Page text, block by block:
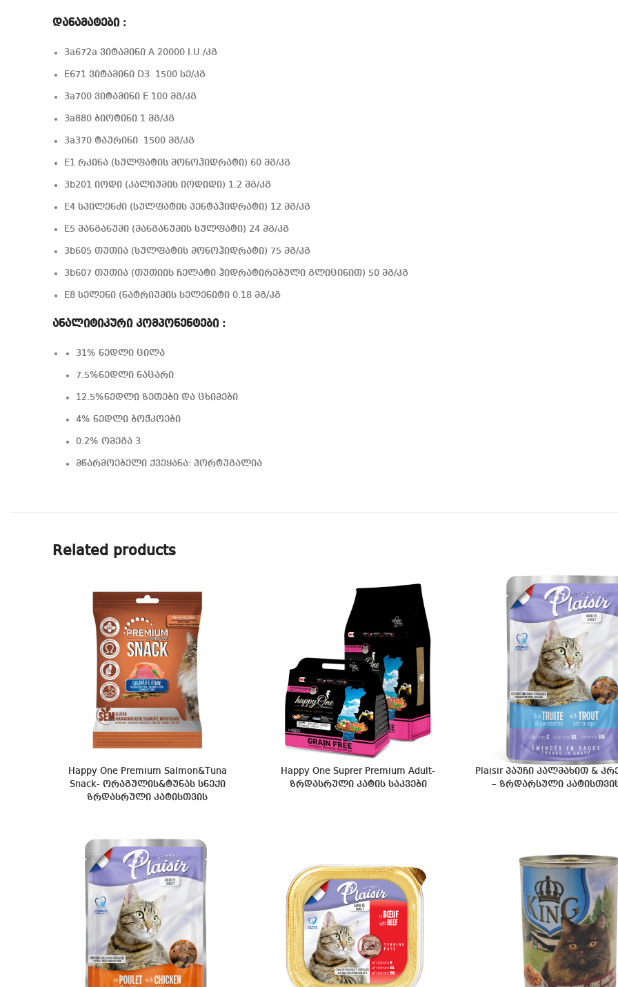
დანამატები :
3a672a ვიტამინი A 20000 I.U./კგ
E671 ვიტამინი D3 1500 სე/კგ
3a700 ვიტამინი E 100 მგ/კგ
3a880 ბიოტინი 1 მგ/კგ
3a370 ტაურინი 1500 მგ/კგ
E1 რკინა (სულფატის მონოჰიდრატი) 60 მგ/კგ
3b201 იოდი (კალიუმის იოდიდი) 1.2 მგ/კგ
E4 სპილენძი (სულფატის პენტაჰიდრატი) 12 მგ/კგ
E5 მანგანუმი (მანგანუმის სულფატი) 24 მგ/კგ
3b605 თუთია (სულფატის მონოჰიდრატი) 75 მგ/კგ
3b607 თუთია (თუთიის ჩელატი ჰიდრატირებული გლიცინით) 50 მგ/კგ
E8 სელენი (ნატრიუმის სელენიტი 0.18 მგ/კგ
ანალიტიკური კომპონენტები :
31% ნედლი ცილა
7.5%ნედლი ნაცარი
12.5%ნედლი ზეთები და ცხიმები
4% ნედლი ბოჭკოები
0.2% ომეგა 3
მწარმოებელი ქვეყანა: პორტუგალია
Related products
Happy One Premium Salmon&Tuna
Snack- ორაგულის&ტუნას სნექი
ზრდასრული კატისთვის
Happy One Suprer Premium Adult-
ზრდასრული კატის საკვები
Plaisir პაუჩი კალმახით &
– ზრდარსული